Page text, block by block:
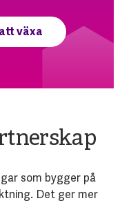
växa
som bygger på
Det ger mer